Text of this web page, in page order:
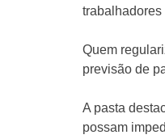
trabalhadores
Quem
previsão de
A pasta
possam